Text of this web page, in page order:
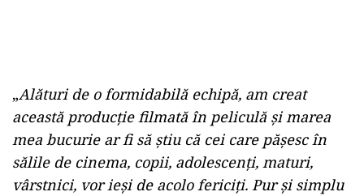
„Alături de o formidabilă echipă, am creat
această producție filmată în peliculă și marea
mea bucurie ar fi să știu că cei care pășesc în
sălile de cinema, copii, adolescenți, maturi,
vârstnici, vor ieși de acolo fericiți. Pur și simplu